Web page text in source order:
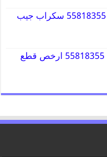
قطع غيار جيب 55818355 سكراب جيب
قطع غيار دودج 55818355 ارخص قطع